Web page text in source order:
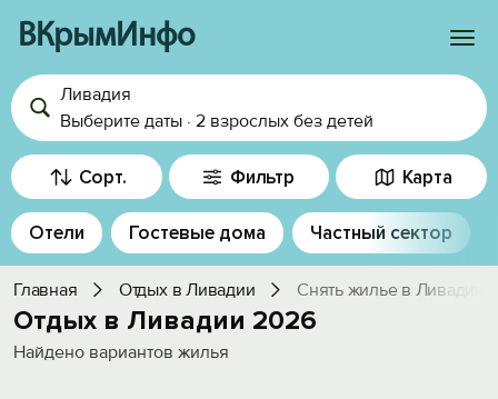
ВКрымИнфо
Войти
Избранное
История просмотра
Добавить свой объект
Ливадия
Выберите даты · 2 взрослых без детей
Сорт. Фильтр Карта
Отели Гостевые дома Частный сектор
Главная Отдых в Ливадии Снять жилье в Ливадии
Отдых в Ливадии 2026
Найдено вариантов жилья